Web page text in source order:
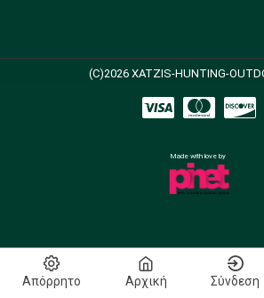
(C)2026 XATZIS-HUNTING-
Made with love by
Απόρρητο Αρχική Σύνδεση